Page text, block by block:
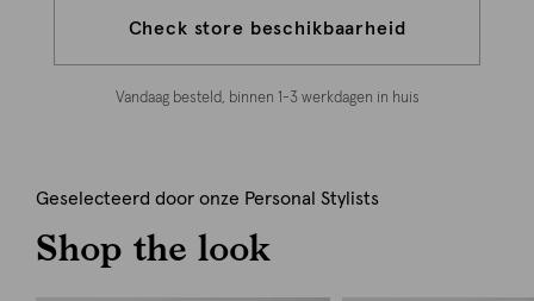
Check store beschikbaarheid
Vandaag besteld, binnen 1-3 werkdagen in huis
Geselecteerd door onze Personal Stylists
Shop the look